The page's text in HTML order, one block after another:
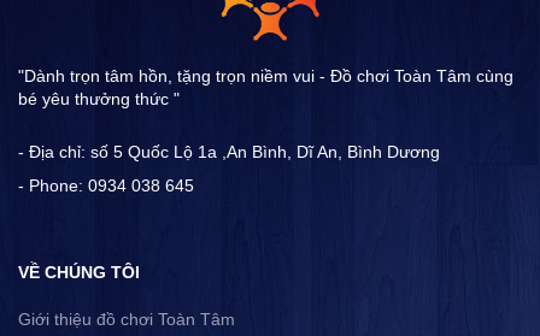
"Dành trọn tâm hồn, tặng trọn niềm vui - Đồ chơi Toàn Tâm cùng
bé yêu thưởng thức "
- Địa chỉ: số 5 Quốc Lộ 1a ,An Bình, Dĩ An, Bình Dương
- Phone: 0934 038 645
VỀ CHÚNG TÔI
Giới thiệu đồ chơi Toàn Tâm